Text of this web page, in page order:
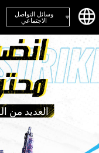
وسائل التواصل
الاجتماعي
العديد من